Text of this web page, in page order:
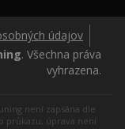
údajov
. Všechna práva
vyhrazena.
není zapsána dle
průkazu, úprava není